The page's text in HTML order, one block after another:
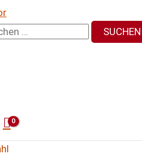
SUCHEN